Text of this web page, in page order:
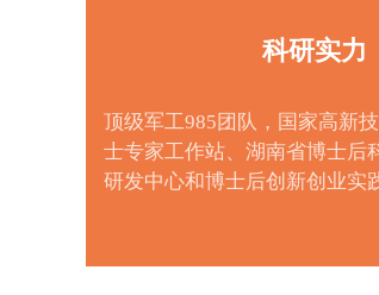
科研实力
顶级军工985团队，国家高新
士专家工作站、湖南省博士后
研发中心和博士后创新创业实